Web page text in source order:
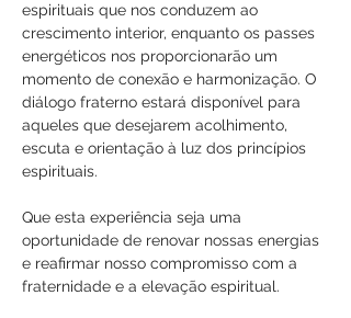
espirituais que nos conduzem ao
crescimento interior, enquanto os passes
energéticos nos proporcionarão um
momento de conexão e harmonização. O
diálogo fraterno estará disponível para
aqueles que desejarem acolhimento,
escuta e orientação à luz dos princípios
espirituais.
Que esta experiência seja uma
oportunidade de renovar nossas energias
e reafirmar nosso compromisso com a
fraternidade e a elevação espiritual.